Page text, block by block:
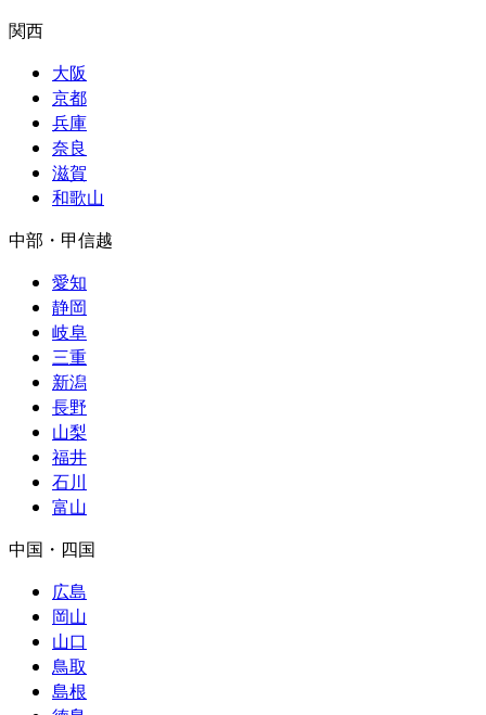
関西
大阪
京都
兵庫
奈良
滋賀
和歌山
中部・甲信越
愛知
静岡
岐阜
三重
新潟
長野
山梨
福井
石川
富山
中国 ・ 四国
広島
岡山
山口
鳥取
島根